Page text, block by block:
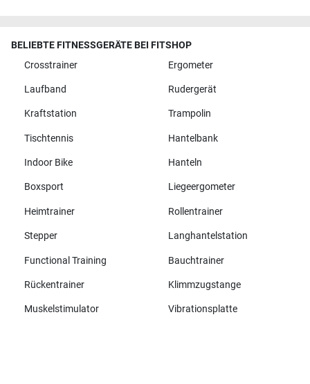
BELIEBTE FITNESSGERÄTE BEI FITSHOP
Crosstrainer
Ergometer
Laufband Rudergerät
Kraftstation Trampolin
Tischtennis Hantelbank
Indoor Bike Hanteln
Boxsport Liegeergometer
Heimtrainer Rollentrainer
Stepper Langhantelstation
Functional Training Bauchtrainer
Rückentrainer Klimmzugstange
Muskelstimulator Vibrationsplatte